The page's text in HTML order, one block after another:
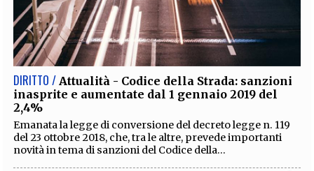
DIRITTO / Attualità - Codice della Strada: sanzioni
inasprite e aumentate dal 1 gennaio 2019 del
2,4%
Emanata la legge di conversione del decreto legge n. 119
del 23 ottobre 2018, che, tra le altre, prevede importanti
novità in tema di sanzioni del Codice della...